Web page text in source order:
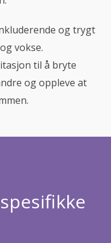
og trygt
vokse.
til å bryte
og oppleve at